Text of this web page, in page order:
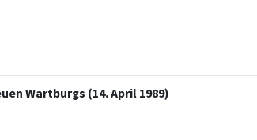
Wartburgs (14. April 1989)